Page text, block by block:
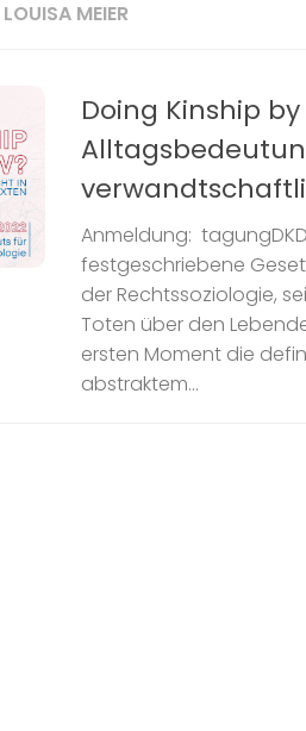
LOUISA MEIER
Doing Kinship
Anmeldung:
festgeschriebene
der Rechtssoziologie,
Toten über den
ersten Moment die
abstraktem...